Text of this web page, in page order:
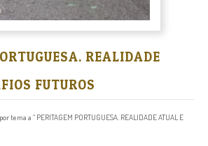
REALIDADE
FUTUROS
tema a “ PERITAGEM PORTUGUESA. REALIDADE ATUAL E